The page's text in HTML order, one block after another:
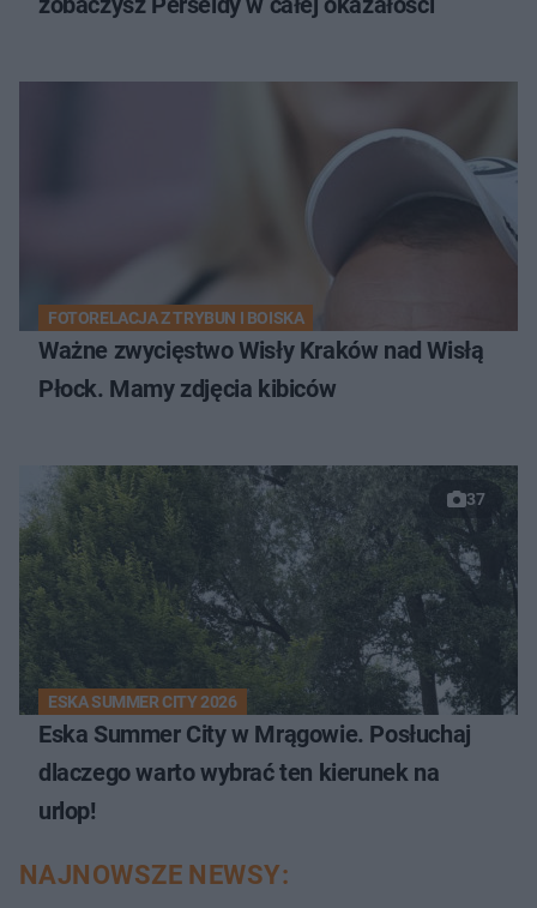
FOTORELACJA Z TRYBUN I BOISKA
Ważne zwycięstwo Wisły Kraków nad Wisłą
Płock. Mamy zdjęcia kibiców
37
ESKA SUMMER CITY 2026
Eska Summer City w Mrągowie. Posłuchaj
dlaczego warto wybrać ten kierunek na
urlop!
NAJNOWSZE NEWSY: